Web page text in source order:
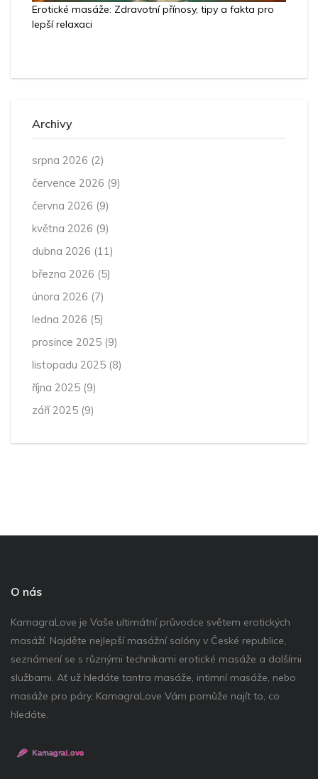
Erotické masáže: Zdravotní přínosy, tipy a fakta pro
lepší relaxaci
Archivy
srpna 2026 (2)
července 2026 (9)
června 2026 (9)
května 2026 (9)
dubna 2026 (11)
března 2026 (5)
února 2026 (7)
ledna 2026 (5)
prosince 2025 (9)
listopadu 2025 (8)
října 2025 (9)
září 2025 (9)
O nás
KamagraLove je Vaše ultimátní průvodce světem erotických
masáží. Najděte nejlepší masážní salóny v České republice,
seznámení se s různými technikami erotické masáže a dalšími
službami. Ať už hledáte tantra masáže, intimní masáže, nebo
masáže pro páry, KamagraLove Vám pomůže najít to, co
hledáte.